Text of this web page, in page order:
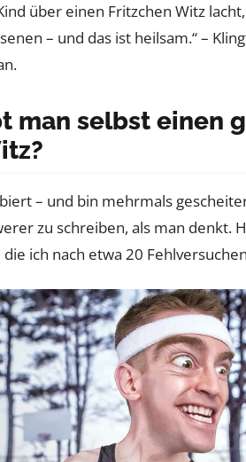
über einen Fritzchen Witz
– und das ist heilsam.“ –
man selbst einen
– und bin mehrmals
zu schreiben, als man denkt.
ich nach etwa 20